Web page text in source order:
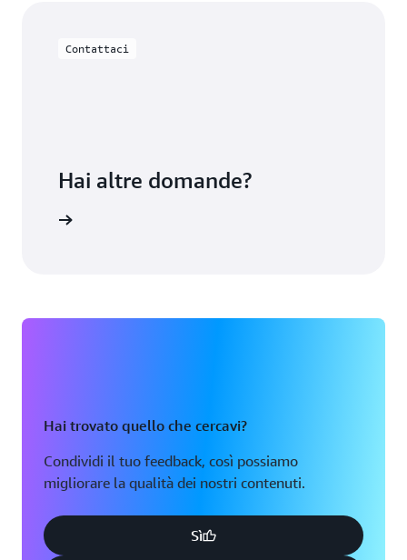
Contattaci
Hai altre domande?
Hai trovato quello che cercavi?
Condividi il tuo feedback, così possiamo
migliorare la qualità dei nostri contenuti.
Sì